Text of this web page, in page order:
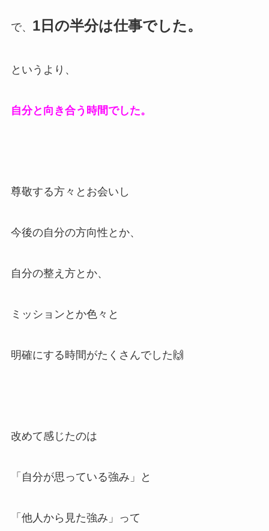
で、 1日の半分は仕事でした。
というより、
自分と向き合う時間でした。
尊敬する方々とお会いし
今後の自分の方向性とか、
自分の整え方とか、
ミッションとか色々と
明確にする時間がたくさんでした🙌
改めて感じたのは
「自分が思っている強み」と
「他人から見た強み」って